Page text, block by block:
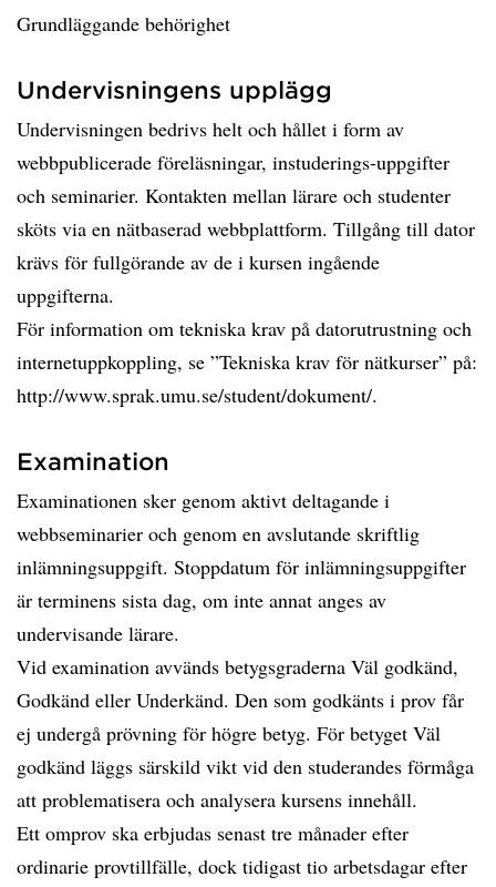
Grundläggande behörighet
Undervisningens upplägg
Undervisningen bedrivs helt och hållet i form av
webbpublicerade föreläsningar, instuderings-uppgifter
och seminarier. Kontakten mellan lärare och studenter
sköts via en nätbaserad webbplattform. Tillgång till dator
krävs för fullgörande av de i kursen ingående
uppgifterna.
För information om tekniska krav på datorutrustning och
internetuppkoppling, se ”Tekniska krav för nätkurser” på:
http://www.sprak.umu.se/student/dokument/.
Examination
Examinationen sker genom aktivt deltagande i
webbseminarier och genom en avslutande skriftlig
inlämningsuppgift. Stoppdatum för inlämningsuppgifter
är terminens sista dag, om inte annat anges av
undervisande lärare.
Vid examination avvänds betygsgraderna Väl godkänd,
Godkänd eller Underkänd. Den som godkänts i prov får
ej undergå prövning för högre betyg. För betyget Väl
godkänd läggs särskild vikt vid den studerandes förmåga
att problematisera och analysera kursens innehåll.
Ett omprov ska erbjudas senast tre månader efter
ordinarie provtillfälle, dock tidigast tio arbetsdagar efter